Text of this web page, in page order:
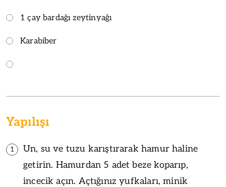
1 çay bardağı zeytinyağı
Karabiber
Yapılışı
1
Un, su ve tuzu karıştırarak hamur haline
getirin. Hamurdan 5 adet beze koparıp,
incecik açın. Açtığınız yufkaları, minik